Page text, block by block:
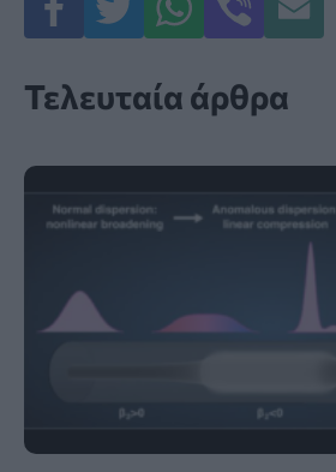
Τελευταία άρθρα